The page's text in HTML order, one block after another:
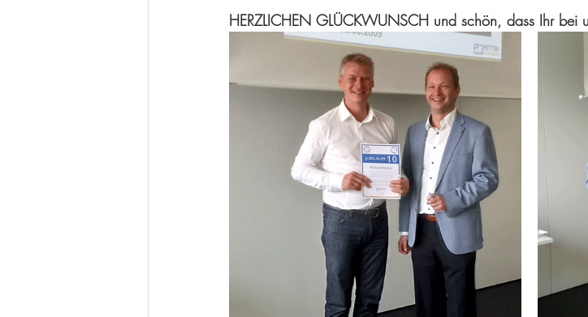
HERZLICHEN GLÜCKWUNSCH und schön, dass Ihr bei